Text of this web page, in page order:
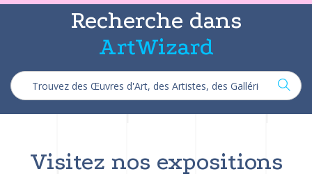
Recherche dans
ArtWizard
Visitez nos expositions